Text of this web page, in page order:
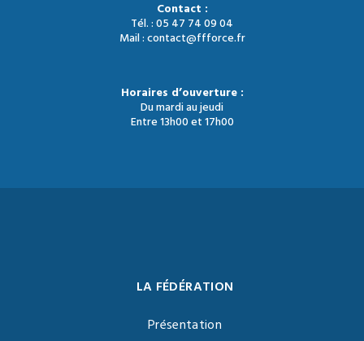
Contact :
Tél. : 05 47 74 09 04
Mail : contact@ffforce.fr
Horaires d’ouverture :
Du mardi au jeudi
Entre 13h00 et 17h00
LA FÉDÉRATION
Présentation